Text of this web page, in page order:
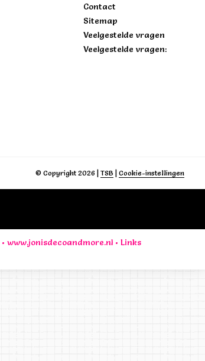
Contact
Sitemap
Veelgestelde vragen
Veelgestelde vragen:
© Copyright 2026 TSB Cookie-instellingen
• www.jonisdecoandmore.nl • Links